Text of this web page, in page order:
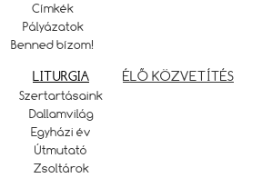
Címkék
Pályázatok
Benned bízom!
LITURGIA
Szertartásaink
Dallamvilág
Egyházi év
Útmutató
Zsoltárok
ÉLŐ KÖZVETÍTÉS